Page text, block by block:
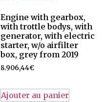
Engine with gearbox,
with trottle bodys, with
generator, with electric
starter, w/o airfilter
box, grey from 2019
8.906,44€
Ajouter au panier